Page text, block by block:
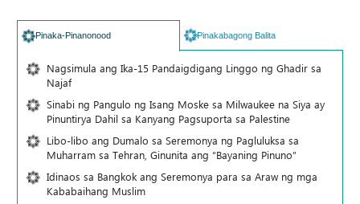
Pinaka-Pinanonood Pinakabagong Balita
Nagsimula ang Ika-15 Pandaigdigang Linggo ng Ghadir sa
Najaf
Sinabi ng Pangulo ng Isang Moske sa Milwaukee na Siya ay
Pinuntirya Dahil sa Kanyang Pagsuporta sa Palestine
Libo-libo ang Dumalo sa Seremonya ng Pagluluksa sa
Muharram sa Tehran, Ginunita ang “Bayaning Pinuno”
Idinaos sa Bangkok ang Seremonya para sa Araw ng mga
Kababaihang Muslim